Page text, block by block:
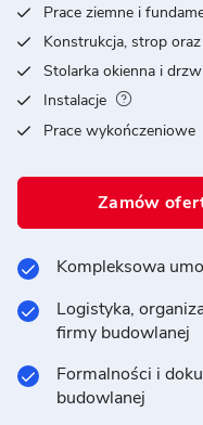
Prace ziemne i
Konstrukcja, strop
Stolarka okienna i
Instalacje
Prace wykończeniowe
Zamów
Kompleksowa
Logistyka,
firmy budowlanej
Formalności i
budowlanej